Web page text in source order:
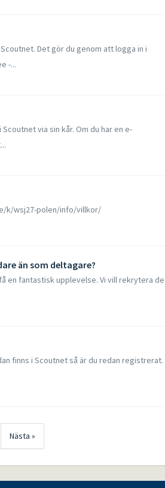
Det gör du genom att logga in i
-...
via sin kår. Om du har en e-
k/wsj27-polen/info/villkor/
än som deltagare?
en fantastisk upplevelse. Vi vill rekrytera de
finns i Scoutnet så är du redan registrerat.
Nästa »